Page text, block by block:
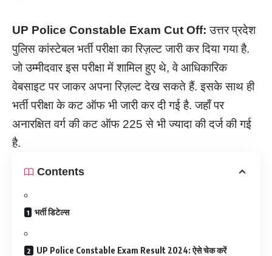
UP Police Constable Exam Cut Off: उत्तर प्रदेश
पुलिस कांस्टेबल भर्ती परीक्षा का रिज़ल्ट जारी कर दिया गया है.
जो उम्मीदवार इस परीक्षा में शामिल हुए थे, वे आधिकारिक
वेबसाइट पर जाकर अपना रिज़ल्ट देख सकते हैं. इसके साथ ही
भर्ती परीक्षा के कट ऑफ भी जारी कर दी गई है. जहाँ पर
अनारक्षित वर्ग की कट ऑफ 225 से भी ज्यादा की दर्ज की गई
है.
Contents
भर्ती डिटेल्स
UP Police Constable Exam Result 2024: ऐसे चेक करें